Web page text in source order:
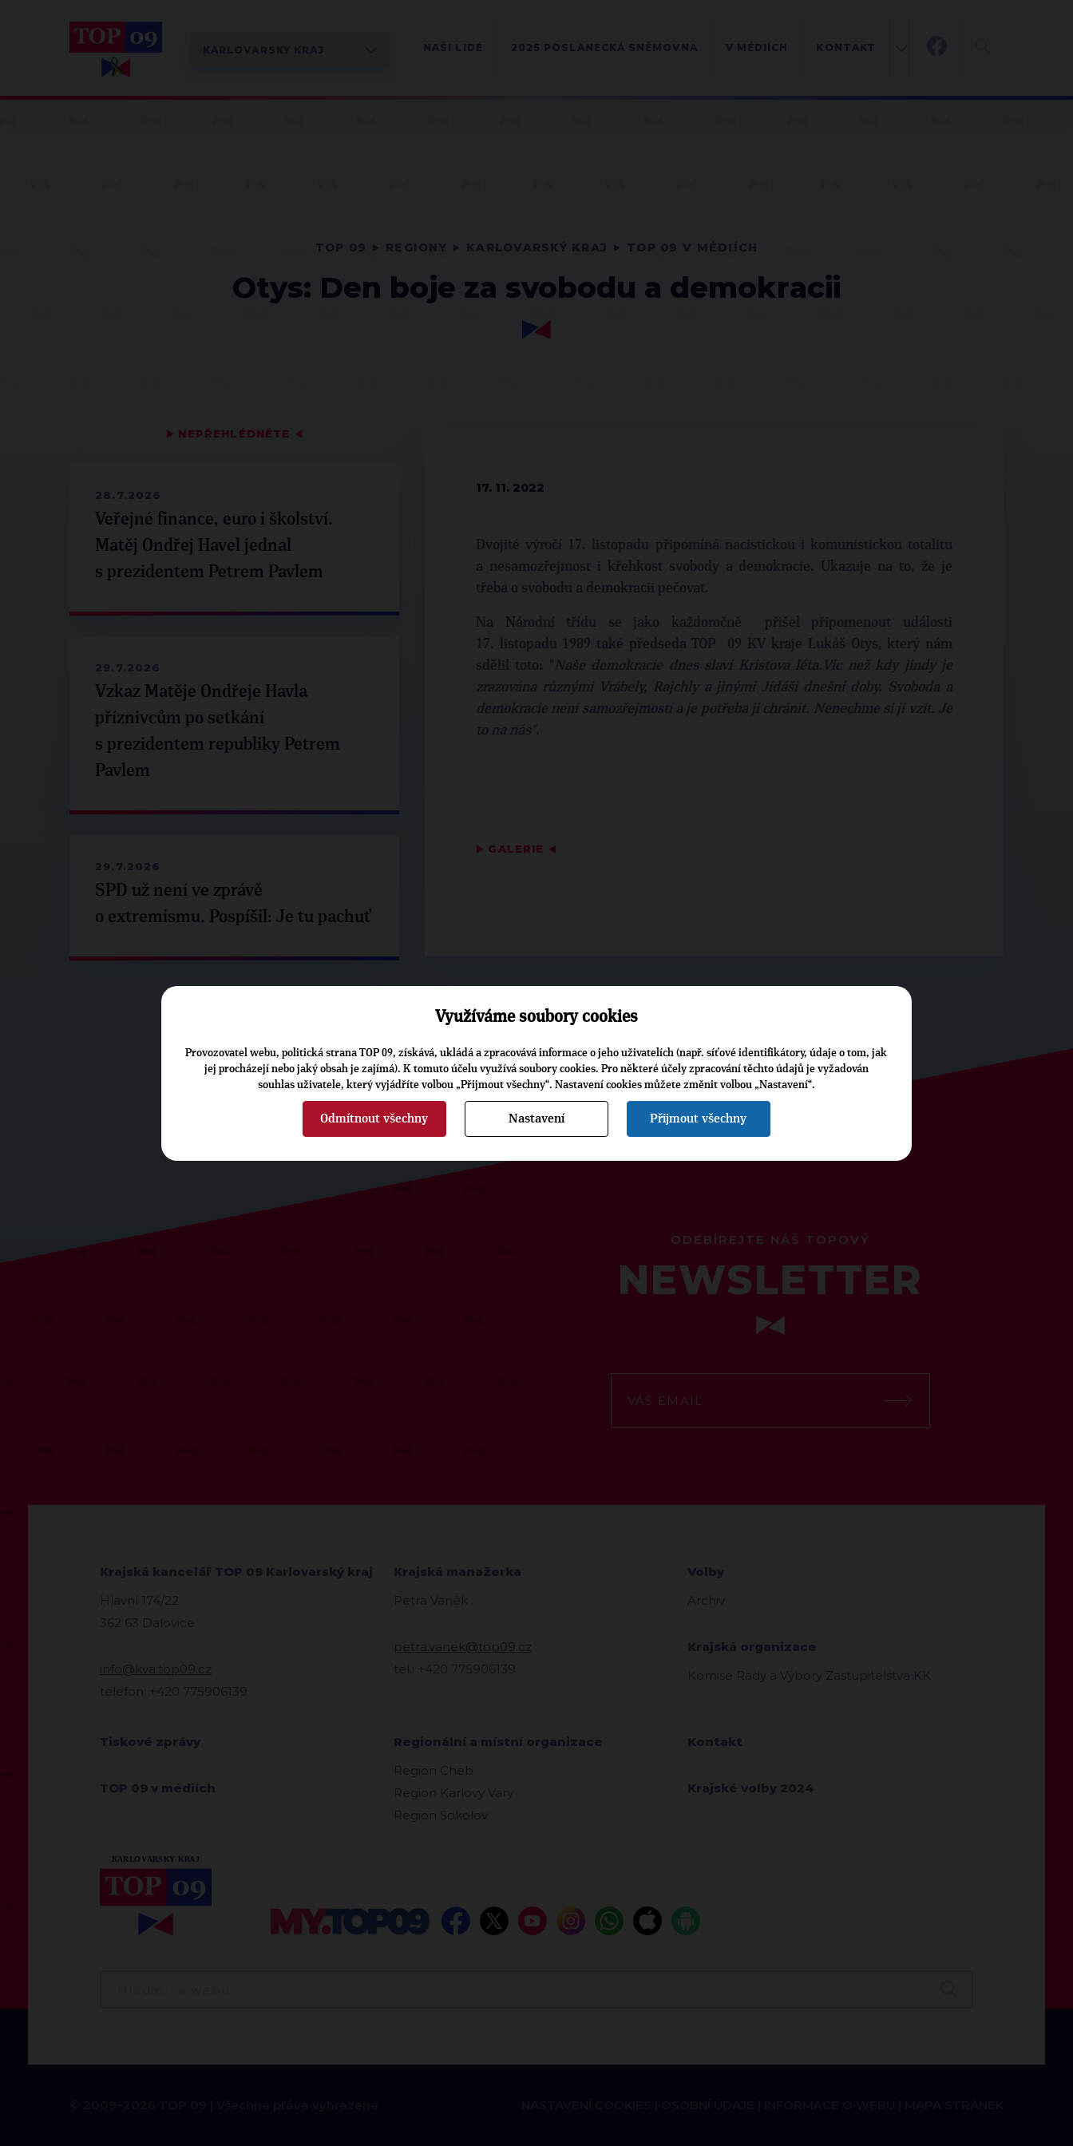
Otys: Den boje za svobodu a demokracii
▶ NEPŘEHLÉDNĚTE ◀
28.7.2026
Veřejné finance, euro i školství.
Matěj Ondřej Havel jednal
s prezidentem Petrem Pavlem
29.7.2026
Vzkaz Matěje Ondřeje Havla
příznivcům po setkání
s prezidentem republiky Petrem
Pavlem
29.7.2026
SPD už není ve zprávě
o extremismu. Pospíšil: Je tu pachuť
17. 11. 2022
Dvojité výročí 17. listopadu připomíná nacistickou i komunistickou totalitu
a nesamozřejmost i křehkost svobody a demokracie. Ukazuje na to, že je
třeba o svobodu a demokracii pečovat.
Na Národní třídu se jako každoročně přišel připomenout události
17. listopadu 1989 také předseda TOP 09 KV kraje Lukáš Otys, který nám
sdělil toto: " Naše demokracie dnes slaví Kristova léta.Víc než kdy jindy je
zrazována různými Vrábely, Rajchly a jinými Jídáši dnešní doby. Svoboda a
demokracie není samozřejmostí a je potřeba ji chránit. Nenechme si ji vzít. Je
to na nás".
▶ GALERIE ◀
ODEBÍREJTE NÁŠ TOPOVÝ
NEWSLETTER
Krajská kancelář TOP 09 Karlovarský kraj
Hlavní 174/22
362 63 Dalovice
info@kva.top09.cz
telefon: +420 775906139
Krajská manažerka
Petra Vaněk
petra.vanek@top09.cz
tel.: +420 775906139
Volby
Archiv
Krajská organizace
Komise Rady a Výbory Zastupitelstva KK
Tiskové zprávy
TOP 09 v médiích
Regionální a místní organizace
Region Cheb
Region Karlovy Vary
Region Sokolov
Kontakt
Krajské volby 2024
Využíváme soubory cookies
Provozovatel webu, politická strana TOP 09, získává, ukládá a zpracovává informace o jeho uživatelích (např. síťové identifikátory, údaje o tom, jak
jej procházejí nebo jaký obsah je zajímá). K tomuto účelu využívá soubory cookies. Pro některé účely zpracování těchto údajů je vyžadován
souhlas uživatele, který vyjádříte volbou „Přijmout všechny“. Nastavení cookies můžete změnit volbou „Nastavení“.
Odmítnout všechny Nastavení Přijmout všechny